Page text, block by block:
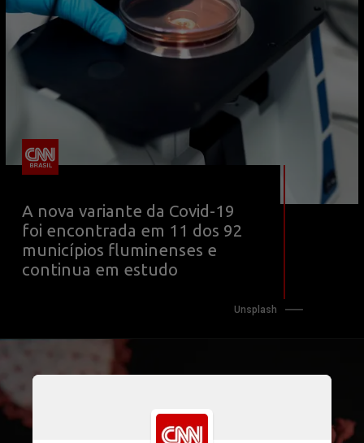
A nova variante da Covid-19
foi encontrada em 11 dos 92
municípios fluminenses e
continua em estudo
Unsplash